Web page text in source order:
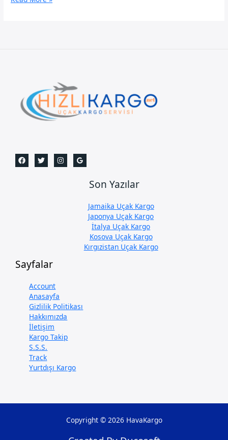
Son Yazılar
Jamaika Uçak Kargo
Japonya Uçak Kargo
İtalya Uçak Kargo
Kosova Uçak Kargo
Kırgızistan Uçak Kargo
Sayfalar
Account
Anasayfa
Gizlilik Politikası
Hakkımızda
İletişim
Kargo Takip
S.S.S.
Track
Yurtdışı Kargo
Copyright © 2026 HavaKargo